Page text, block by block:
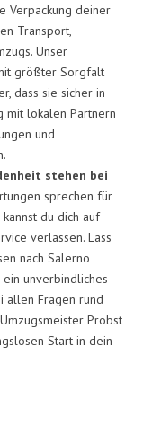
Verpackung deiner
Transport,
Unser
größter Sorgfalt
dass sie sicher in
mit lokalen Partnern
und
stehen bei
sprechen für
du dich auf
verlassen. Lass
nach Salerno
unverbindliches
allen Fragen rund
Probst
Start in dein